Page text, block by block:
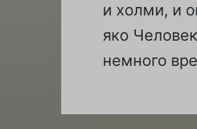
и холми, и
яко
немного